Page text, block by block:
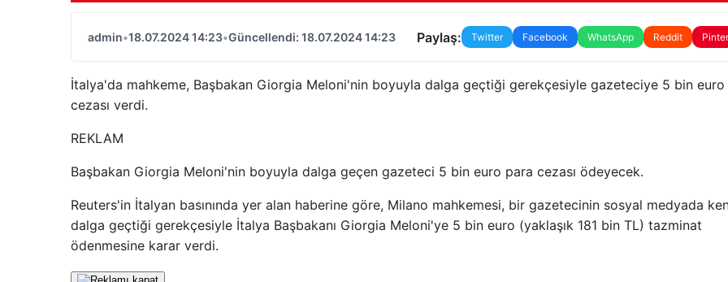
admin•18.07.2024 14:23•Güncellendi: 18.07.2024 14:23 Paylaş: Twitter Facebook WhatsApp Reddit
İtalya'da mahkeme, Başbakan Giorgia Meloni'nin boyuyla dalga geçtiği gerekçesiyle gazeteciye 5 bin euro
cezası verdi.
REKLAM
Başbakan Giorgia Meloni'nin boyuyla dalga geçen gazeteci 5 bin euro para cezası ödeyecek.
Reuters'in İtalyan basınında yer alan haberine göre, Milano mahkemesi, bir gazetecinin sosyal medyada
dalga geçtiği gerekçesiyle İtalya Başbakanı Giorgia Meloni'ye 5 bin euro (yaklaşık 181 bin TL) tazminat
ödenmesine karar verdi.